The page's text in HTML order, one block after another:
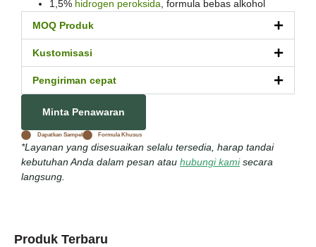
1,5% hidrogen peroksida , formula bebas alkohol
MOQ Produk
Kustomisasi
Pengiriman cepat
Minta Penawaran
Dapatkan Sampel Formula Khusus
*Layanan yang disesuaikan selalu tersedia, harap tandai
kebutuhan Anda dalam pesan atau hubungi kamisecara
langsung.
Produk Terbaru